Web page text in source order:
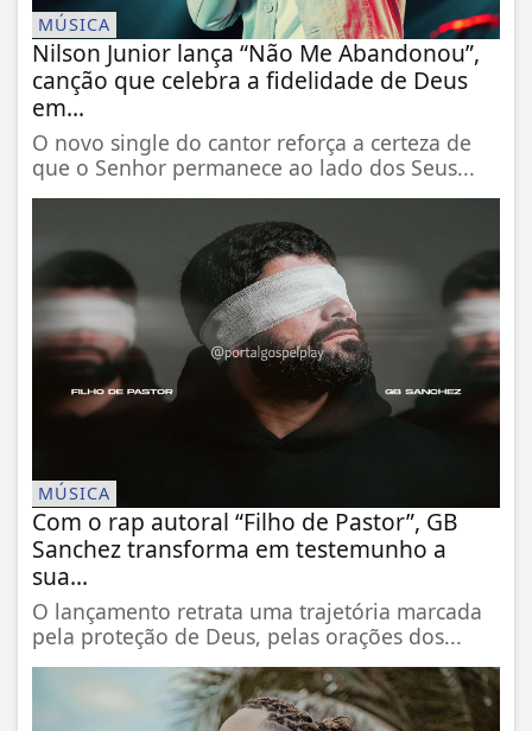
MÚSICA
Nilson Junior lança “Não Me Abandonou”,
canção que celebra a fidelidade de Deus
em...
O novo single do cantor reforça a certeza de
que o Senhor permanece ao lado dos Seus...
MÚSICA
Com o rap autoral “Filho de Pastor”, GB
Sanchez transforma em testemunho a
sua...
O lançamento retrata uma trajetória marcada
pela proteção de Deus, pelas orações dos...